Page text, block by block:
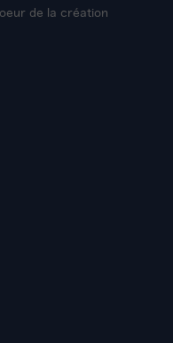
de la création